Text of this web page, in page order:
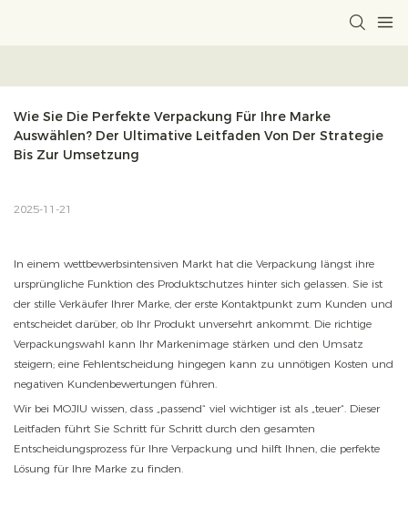
Wie Sie Die Perfekte Verpackung Für Ihre Marke
Auswählen? Der Ultimative Leitfaden Von Der Strategie
Bis Zur Umsetzung
2025-11-21
In einem wettbewerbsintensiven Markt hat die Verpackung längst ihre
ursprüngliche Funktion des Produktschutzes hinter sich gelassen. Sie ist
der stille Verkäufer Ihrer Marke, der erste Kontaktpunkt zum Kunden und
entscheidet darüber, ob Ihr Produkt unversehrt ankommt. Die richtige
Verpackungswahl kann Ihr Markenimage stärken und den Umsatz
steigern; eine Fehlentscheidung hingegen kann zu unnötigen Kosten und
negativen Kundenbewertungen führen.
Wir bei MOJIU wissen, dass „passend“ viel wichtiger ist als „teuer“. Dieser
Leitfaden führt Sie Schritt für Schritt durch den gesamten
Entscheidungsprozess für Ihre Verpackung und hilft Ihnen, die perfekte
Lösung für Ihre Marke zu finden.